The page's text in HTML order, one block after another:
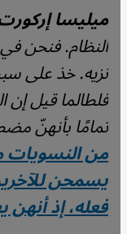
ميليسا
النظام. فنحن
نزيه. خذ على
فلطالما قيل
تمامًا بأنهنّ
من النسويات
يسمحن
فعله، إذ